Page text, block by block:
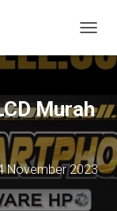
O
G
E
N
A
V
I
G
A
Murah
November 2023